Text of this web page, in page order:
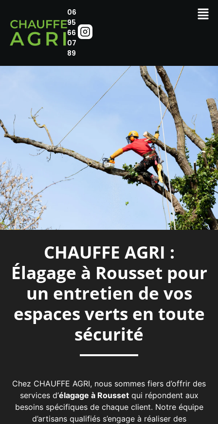
06
95
66
07
89
CHAUFFE AGRI :
Élagage à Rousset pour
un entretien de vos
espaces verts en toute
sécurité
Chez CHAUFFE AGRI, nous sommes fiers d’offrir des
services d’élagage à Roussetqui répondent aux
besoins spécifiques de chaque client. Notre équipe
d’artisans qualifiés s’engage à réaliser des